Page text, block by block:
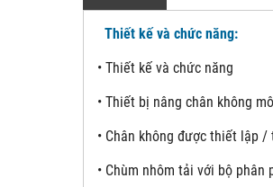
Thiết kế và chức năng:
• Thiết kế và chức năng
• Thiết bị nâng chân không
• Chân không được thiết lập
• Chùm nhôm tải với bộ